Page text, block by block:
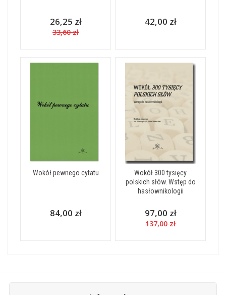
26,25 zł
33,60 zł
42,00 zł
Wokół pewnego cytatu
84,00 zł
Wokół 300 tysięcy
polskich słów. Wstęp do
hasłownikologii
97,00 zł
137,00 zł